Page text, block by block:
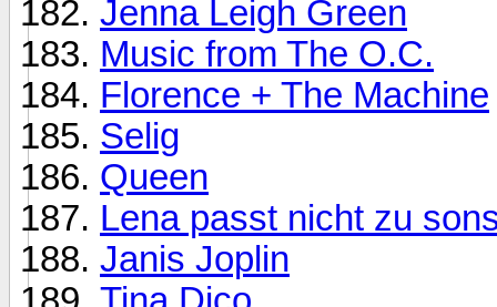
Jenna Leigh Green
Music from The O.C.
Florence + The Machine
Selig
Queen
Lena passt nicht zu
Janis Joplin